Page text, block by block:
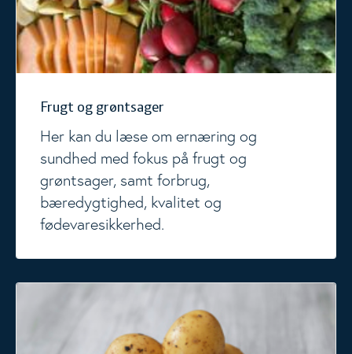
Frugt og grøntsager
Her kan du læse om ernæring og
sundhed med fokus på frugt og
grøntsager, samt forbrug,
bæredygtighed, kvalitet og
fødevaresikkerhed.